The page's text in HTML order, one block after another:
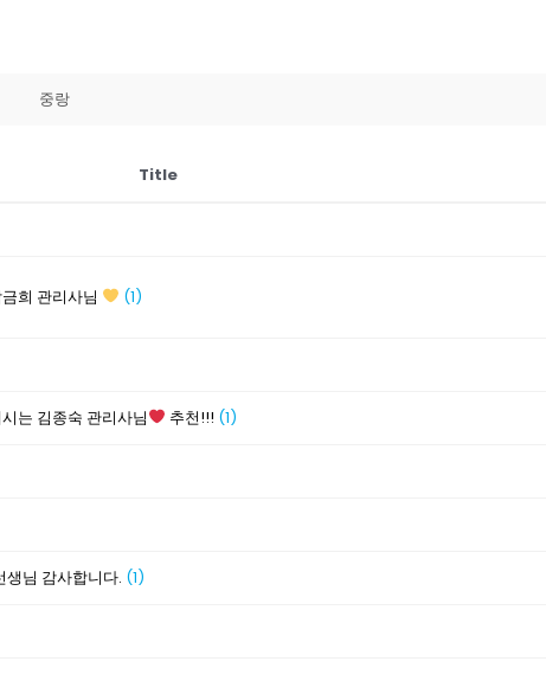
중랑
Title
희 관리사님 (1)
는 김종숙 관리사님 추천!!! (1)
생님 감사합니다. (1)